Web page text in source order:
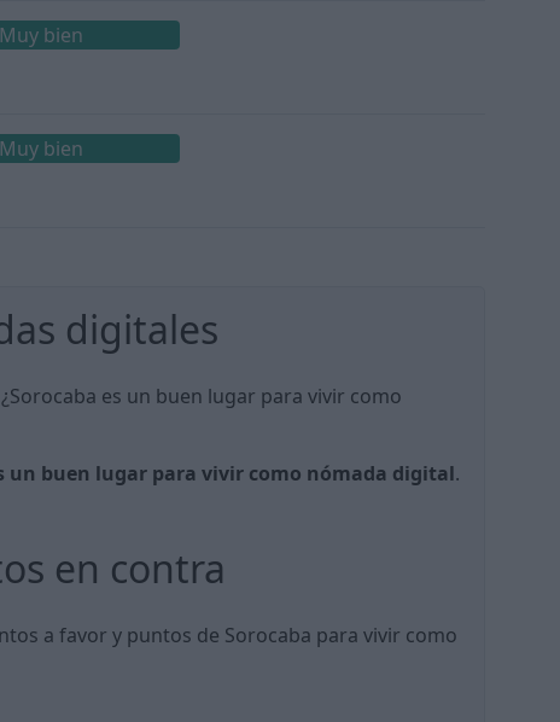
Muy bien
Muy bien
digitales
es un buen lugar para vivir como
un buen lugar para vivir como nómada digital.
en contra
a favor y puntos de Sorocaba para vivir como